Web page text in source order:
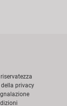
privacy